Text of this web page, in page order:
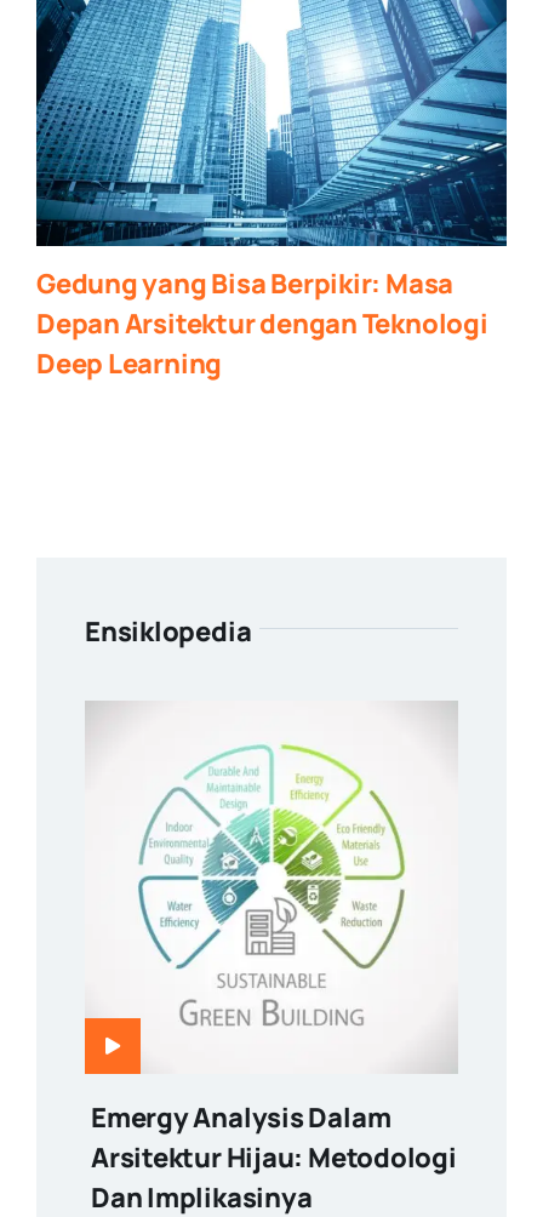
Gedung yang Bisa Berpikir: Masa
Depan Arsitektur dengan Teknologi
Deep Learning
Ensiklopedia
Emergy Analysis Dalam
Arsitektur Hijau: Metodologi
Dan Implikasinya